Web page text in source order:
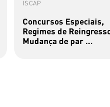
ISCAP
Concursos Especiais,
Regimes de
Mudança de par ...